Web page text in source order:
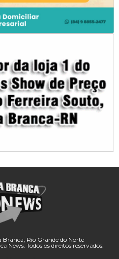
Branca, Rio Grande do Norte
Todos os direitos reservados.